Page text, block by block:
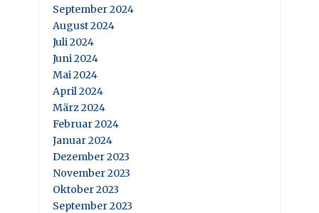
September 2024
August 2024
Juli 2024
Juni 2024
Mai 2024
April 2024
März 2024
Februar 2024
Januar 2024
Dezember 2023
November 2023
Oktober 2023
September 2023